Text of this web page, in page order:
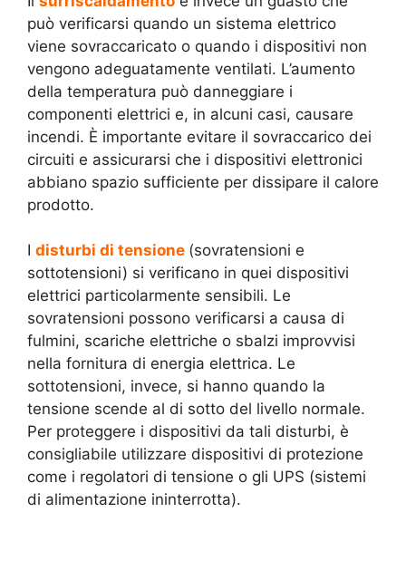
può verificarsi quando un sistema elettrico
viene sovraccaricato o quando i dispositivi non
vengono adeguatamente ventilati. L’aumento
della temperatura può danneggiare i
componenti elettrici e, in alcuni casi, causare
incendi. È importante evitare il sovraccarico dei
circuiti e assicurarsi che i dispositivi elettronici
abbiano spazio sufficiente per dissipare il calore
prodotto.
I disturbi di tensione (sovratensioni e
sottotensioni) si verificano in quei dispositivi
elettrici particolarmente sensibili. Le
sovratensioni possono verificarsi a causa di
fulmini, scariche elettriche o sbalzi improvvisi
nella fornitura di energia elettrica. Le
sottotensioni, invece, si hanno quando la
tensione scende al di sotto del livello normale.
Per proteggere i dispositivi da tali disturbi, è
consigliabile utilizzare dispositivi di protezione
come i regolatori di tensione o gli UPS (sistemi
di alimentazione ininterrotta).